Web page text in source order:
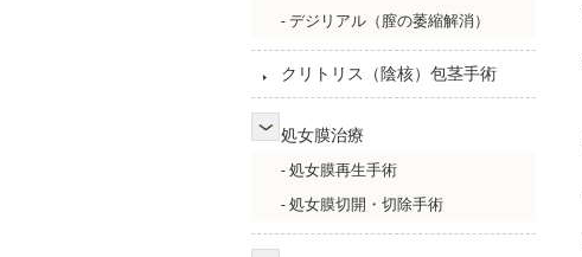
- デジリアル（膣の萎縮解消）
クリトリス（陰核）包茎手術
処女膜治療
- 処女膜再生手術
- 処女膜切開・切除手術